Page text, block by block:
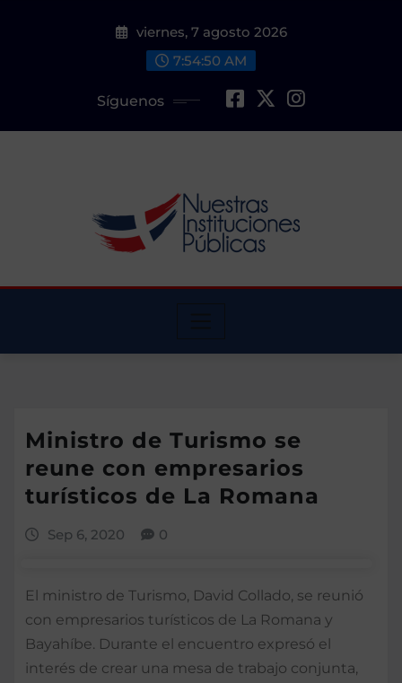
viernes, 7 agosto 2026
7:54:51 AM
Síguenos
Ministro de Turismo se
reune con empresarios
turísticos de La Romana
Sep 6, 2020 0
El ministro de Turismo, David Collado, se reunió
con empresarios turísticos de La Romana y
Bayahíbe. Durante el encuentro expresó el
interés de crear una mesa de trabajo conjunta,